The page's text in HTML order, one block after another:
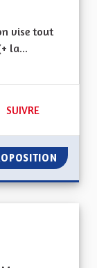
vise tout
la...
52 ABONNÉS
SUIVRE